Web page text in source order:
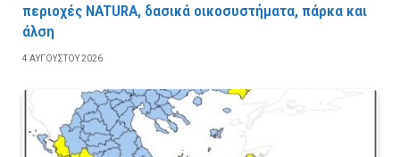
περιοχές NATURA, δασικά οικοσυστήματα, πάρκα και
άλση
4 ΑΥΓΟΎΣΤΟΥ 2026